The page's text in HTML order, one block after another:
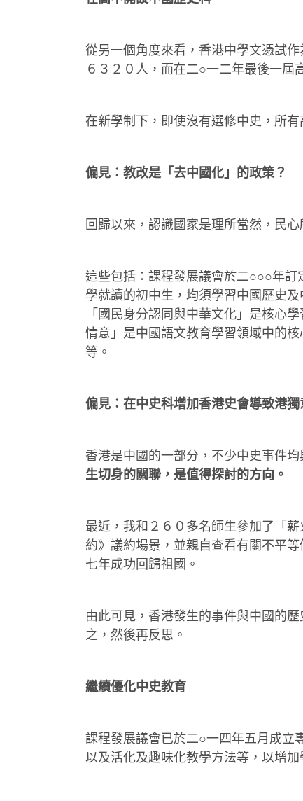
從另一個角度來看，香港中學文憑試
６３２０人，而在二○一二年最後一屆
在新學制下，即使沒有選修中史，所
偏見：教改是「去中國化」的政策？
回歸以來，認識國家是理所當然，民心
這些包括：課程發展議會於二○○○年
學就讀的初中生，均須學習中國歷史
「國民身分認同與中華文化」是核心
情意」是中國語文教育學習領域中的
等。
偏見：在中史科增加香港史會導致港獨
香港是中國的一部分，不少中史事件
生切身的關聯，是值得探討的方向。
最近，我和２６０多名師生參加了「
約》議約場景，並親自查看有關不平
七年成功回歸祖國。
由此可見，香港發生的事件與中國的
之，然後再反思。
繼續優化中史教育
課程發展議會已於二○一四年五月成立
以及活化及趣味化教學方法等，以增加